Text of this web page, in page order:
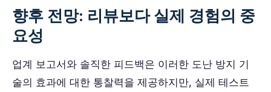
향후 전망: 리뷰보다 실제 경험의 중
요성
업계 보고서와 솔직한 피드백은 이러한 도난 방지 기
술의 효과에 대한 통찰력을 제공하지만, 실제 테스트